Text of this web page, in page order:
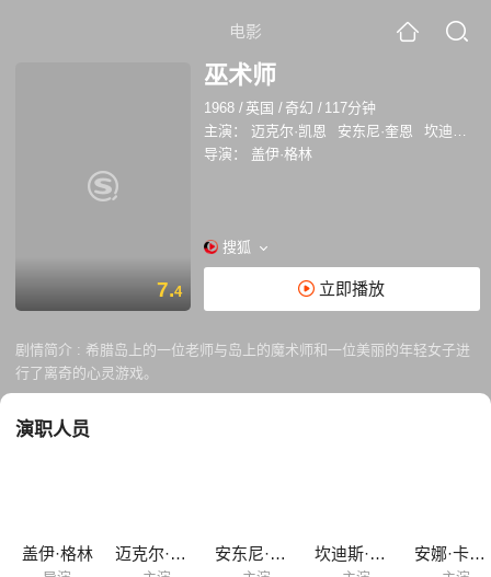
电影
7.4
巫术师
1968 / 英国 / 奇幻 / 117分钟
主演：
迈克尔·凯恩 安东尼·奎恩
坎迪斯·伯根
导演：
盖伊·格林
搜狐
立即播放
剧情简介 : 希腊岛上的一位老师与岛上的魔术师和一位美丽的年轻女子进
行了离奇的心灵游戏。
演职人员
盖伊·格林 迈克尔·凯恩 安东尼·奎恩 坎迪斯·伯根 安娜·卡里娜